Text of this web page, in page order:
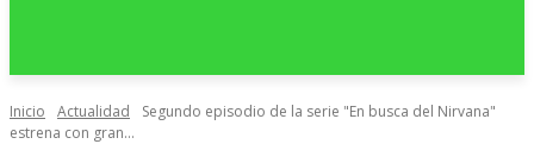
Inicio Actualidad
Segundo episodio de la serie "En busca del Nirvana"
estrena con gran...